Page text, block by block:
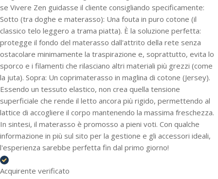
se Vivere Zen guidasse il cliente consigliando specificamente:
Sotto (tra doghe e materasso): Una fouta in puro cotone (il
classico telo leggero a trama piatta). È la soluzione perfetta:
protegge il fondo del materasso dall'attrito della rete senza
ostacolare minimamente la traspirazione e, soprattutto, evita lo
sporco e i filamenti che rilasciano altri materiali più grezzi (come
la juta). Sopra: Un coprimaterasso in maglina di cotone (Jersey).
Essendo un tessuto elastico, non crea quella tensione
superficiale che rende il letto ancora più rigido, permettendo al
lattice di accogliere il corpo mantenendo la massima freschezza.
In sintesi, il materasso è promosso a pieni voti. Con qualche
informazione in più sul sito per la gestione e gli accessori ideali,
l'esperienza sarebbe perfetta fin dal primo giorno!
Acquirente verificato